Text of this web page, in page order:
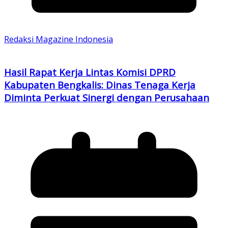
Redaksi Magazine Indonesia
Hasil Rapat Kerja Lintas Komisi DPRD
Kabupaten Bengkalis: Dinas Tenaga Kerja
Diminta Perkuat Sinergi dengan Perusahaan